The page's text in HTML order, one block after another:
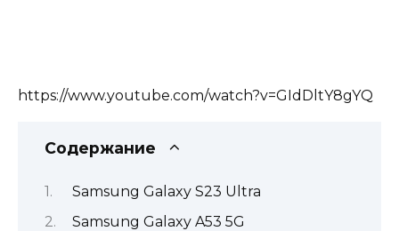
https://www.youtube.com/watch?v=GIdDltY8gYQ
Содержание
Samsung Galaxy S23 Ultra
Samsung Galaxy A53 5G